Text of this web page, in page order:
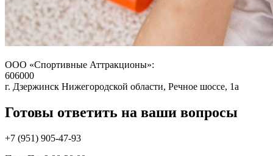
ООО «Спортивные Аттракционы»:
606000
г. Дзержинск Нижегородской области, Речное шоссе, 1а
Готовы ответить на ваши вопросы
+7 (951) 905-47-93